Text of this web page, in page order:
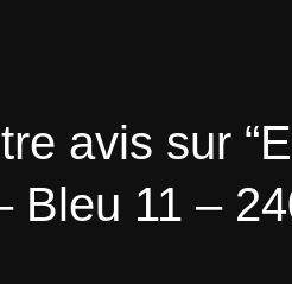
avis sur
11 –